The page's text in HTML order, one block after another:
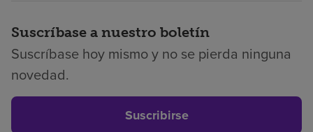
Suscríbase a nuestro boletín
Suscríbase hoy mismo y no se pierda ninguna
novedad.
Suscribirse